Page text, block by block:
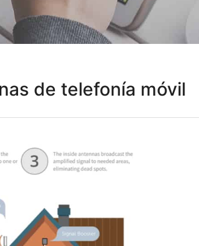
de telefonía móvil